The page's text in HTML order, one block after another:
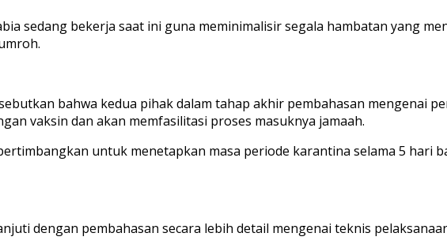
sedang bekerja saat ini guna meminimalisir segala hambatan yang
bahwa kedua pihak dalam tahap akhir pembahasan mengenai
vaksin dan akan memfasilitasi proses masuknya jamaah.
untuk menetapkan masa periode karantina selama 5 hari
dengan pembahasan secara lebih detail mengenai teknis